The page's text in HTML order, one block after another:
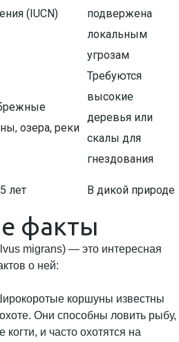
(IUCN)
подвержена
локальным
угрозам
озера, реки
Требуются
высокие
деревья или
скалы для
гнездования
лет В дикой природе
факты
migrans) — это интересная
о ней:
коршуны известны
Они способны ловить рыбу,
когти, и часто охотятся на